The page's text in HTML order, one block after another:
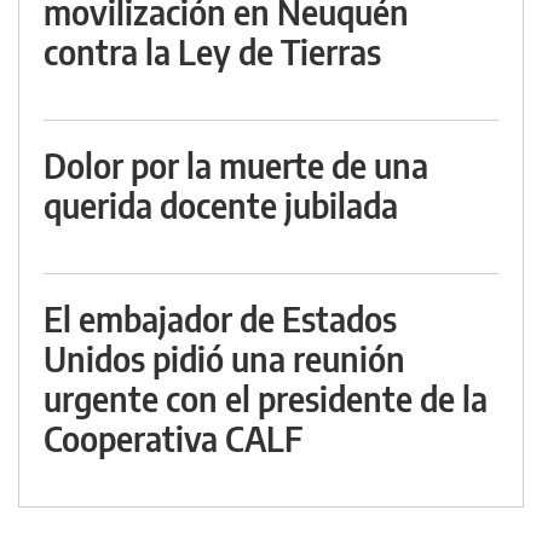
movilización en Neuquén
contra la Ley de Tierras
Dolor por la muerte de una
querida docente jubilada
El embajador de Estados
Unidos pidió una reunión
urgente con el presidente de la
Cooperativa CALF